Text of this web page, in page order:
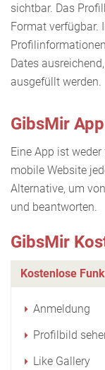
sichtbar. Das
Format verfügbar.
Dates
ausgefüllt werden.
GibsMir App
Eine App ist
mobile Website
Alternative, um
und beantworten.
GibsMir
Kostenlose
Anmeldung
Profilbild
Like Gallery